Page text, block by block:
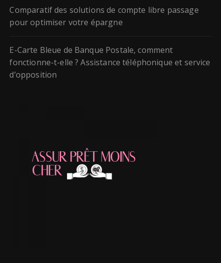
Comparatif des solutions de compte libre passage
pour optimiser votre épargne
E-Carte Bleue de Banque Postale, comment
fonctionne-t-elle ? Assistance téléphonique et service
d’opposition